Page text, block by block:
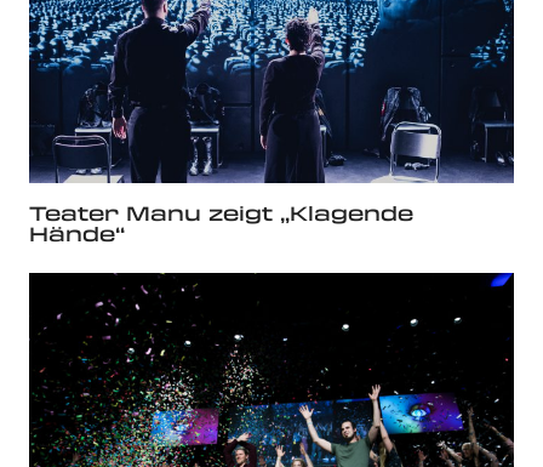
Teater Manu zeigt „Klagende
Hände“